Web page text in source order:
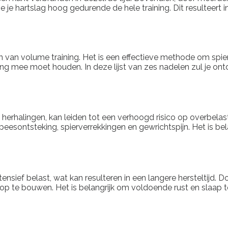
je hartslag hoog gedurende de hele training. Dit
volume training. Het is een effectieve methode om
mee moet houden. In deze lijst van zes nadelen zul je
kan leiden tot een verhoogd risico op
spierverrekkingen en gewrichtspijn. Het is
belast, wat kan resulteren in een langere hersteltijd.
te bouwen. Het is belangrijk om voldoende rust en slaap